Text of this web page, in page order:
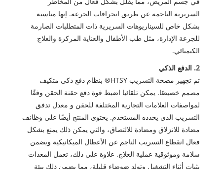
السريرية الناجمة عن طريق انحرافات الجرعة. إنها مناسبة
بشكل خاص للسيناريوهات السريرية ذات المتطلبات الصارمة
للجرعة الإدارة، مثل طب الأطفال والعناية المركزة والعلاج
الكيميائي.
2. الدفع الذكي
تم تجهيز مضخة التسريب HTSY® بنظام دفع ذكي متكيف
مصمم خصيصًا. يمكن تلقائيا اضبط قوة دفع حقنة الحقن وفقًا
لمواصفات العلامات التجارية المختلفة للحقن و معدل تدفق
التسريب الذي يحدده المستخدم. يحتوي المنتج أيضًا على وظائف
مضادة للانزلاق ومضادة للالتصاق، والتي يمكن ذلك يمنع بشكل
فعال انقطاع التسريب الناجم عن الأعطال الميكانيكية ويضمن
سلامة وموثوقية عملية العلاج. علاوة على ذلك، تعمل المعدات
بثبات أثناء التشغيل وتولد ضوضاء قليلة، مما يضمن ذلك بيئة